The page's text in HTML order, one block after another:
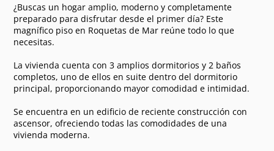
¿Buscas un hogar amplio, moderno y completamente
preparado para disfrutar desde el primer día? Este
magnífico piso en Roquetas de Mar reúne todo lo que
necesitas.
La vivienda cuenta con 3 amplios dormitorios y 2 baños
completos, uno de ellos en suite dentro del dormitorio
principal, proporcionando mayor comodidad e intimidad.
Se encuentra en un edificio de reciente construcción con
ascensor, ofreciendo todas las comodidades de una
vivienda moderna.